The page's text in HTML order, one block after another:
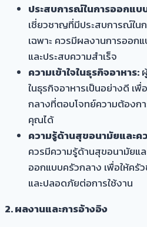
ประสบการณ์ในการออกแบ
เชี่ยวชาญที่มีประสบการณ์ใน
เฉพาะ ควรมีผลงานการออก
และประสบความสำเร็จ
ความเข้าใจในธุรกิจอาหาร:
ในธุรกิจอาหารเป็นอย่างดี เ
กลางที่ตอบโจทย์ความต้องก
คุณได้
ความรู้ด้านสุขอนามัยและ
ควรมีความรู้ด้านสุขอนามัยแ
ออกแบบครัวกลาง เพื่อให้ค
และปลอดภัยต่อการใช้งาน
2. ผลงานและการอ้างอิง